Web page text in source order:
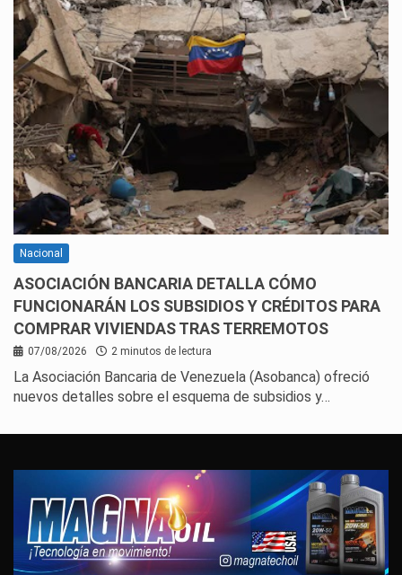
Nacional
ASOCIACIÓN BANCARIA DETALLA CÓMO
FUNCIONARÁN LOS SUBSIDIOS Y CRÉDITOS PARA
COMPRAR VIVIENDAS TRAS TERREMOTOS
07/08/2026 2 minutos de lectura
La Asociación Bancaria de Venezuela (Asobanca) ofreció
nuevos detalles sobre el esquema de subsidios y…